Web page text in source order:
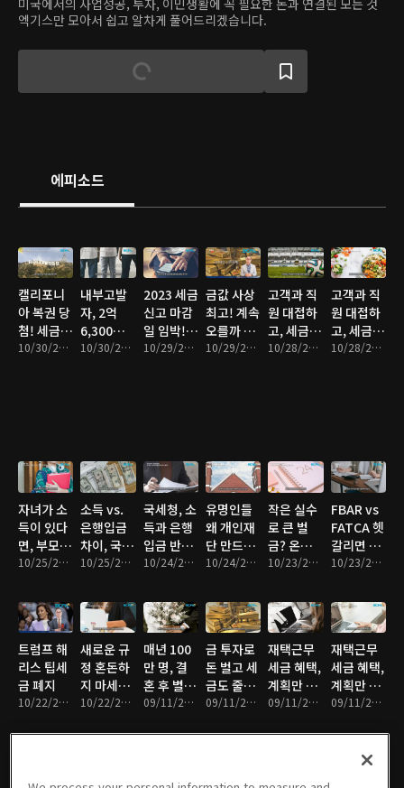
미국에서의 사업성공, 투자, 이민생활에 꼭 필요한 돈과 연결된 모든 것
엑기스만 모아서 쉽고 알차게 풀어드리겠습니다.
에피소드
캘리포니
아 복권 당
첨! 세금
얼마나 내
10/30/2024 • 4분
내부고발
자, 2억
6,300만
달러 회수
10/30/2024 • 5분
2023 세금
신고 마감
일 임박!
신고 전 꼭
10/29/2024 • 5분
금값 사상
최고! 계속
오를까 이
제 떨어질
10/29/2024 • 11분
고객과 직
원 대접하
고, 세금
혜택까지10/28/2024 • 4분
고객과 직
원 대접하
고, 세금
혜택까지10/28/2024 • 4분
자녀가 소
득이 있다
면, 부모가
꼭 챙겨야
10/25/2024 • 4분
소득 vs.
은행입금
차이, 국세
청 질문 이
10/25/2024 • 4분
국세청, 소
득과 은행
입금 반드
시 본다 10/24/2024 • 4분
유명인들
왜 개인재
단 만드
나?
10/24/2024 • 5분
작은 실수
로 큰 벌
금? 온라
인 세금 납
10/23/2024 • 5분
FBAR vs
FATCA 헷
갈리면 벌
금 폭탄!10/23/2024 • 4분
트럼프 해
리스 팁세
금 폐지
10/22/2024 • 7분
새로운 규
정 혼돈하
지 마세요.
놓치면 벌
10/22/2024 • 4분
매년 100
만 명, 결
혼 후 별도
세금보고
는?
09/11/2024 • 4분
금 투자로
돈 벌고 세
금도 줄이
자!
09/11/2024 • 5분
재택근무
세금 혜택,
계획만 잘
하면 가능!
09/11/2024 • 4분
재택근무
세금 혜택,
계획만 잘
하면 가능!
09/11/2024 • 4분